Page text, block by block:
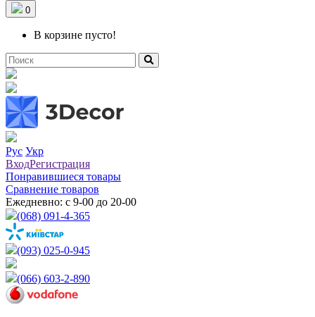
0
В корзине пусто!
Рус Укр
ВходРегистрация
Понравившиеся товары
Сравнение товаров
Ежедневно: с 9-00 до 20-00
(068) 091-4-365
(093) 025-0-945
(066) 603-2-890